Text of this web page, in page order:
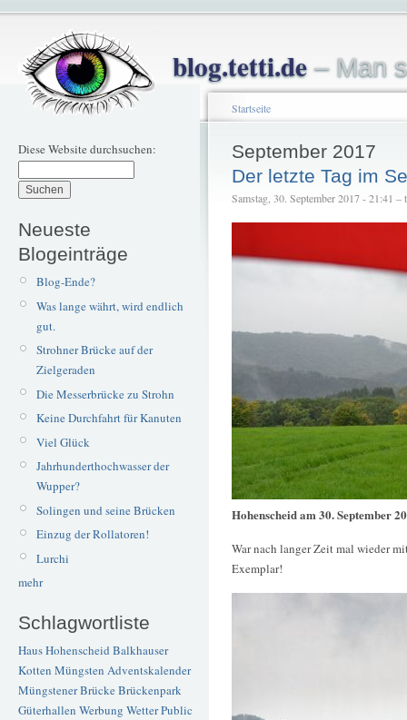
blog.tetti.de– Man
Diese Website durchsuchen:
Neueste
Blogeinträge
Blog-Ende?
Was lange währt, wird endlich
gut.
Strohner Brücke auf der
Zielgeraden
Die Messerbrücke zu Strohn
Keine Durchfahrt für Kanuten
Viel Glück
Jahrhunderthochwasser der
Wupper?
Solingen und seine Brücken
Einzug der Rollatoren!
Lurchi
mehr
Schlagwortliste
Haus Hohenscheid Balkhauser
Kotten Müngsten Adventskalender
Müngstener BrückeBrückenpark
Güterhallen Werbung WetterPublic
Startseite
September 2017
Der letzte Tag im
Samstag, 30. September 2017 - 21:41 –
Hohenscheid am 30. September
War nach langer Zeit mal wieder
Exemplar!